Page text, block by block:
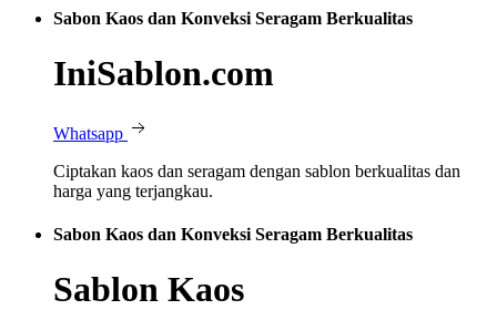
Sabon Kaos dan Konveksi Seragam Berkualitas
IniSablon.com
Whatsapp
Ciptakan kaos dan seragam dengan sablon berkualitas dan
harga yang terjangkau.
Sabon Kaos dan Konveksi Seragam Berkualitas
Sablon Kaos